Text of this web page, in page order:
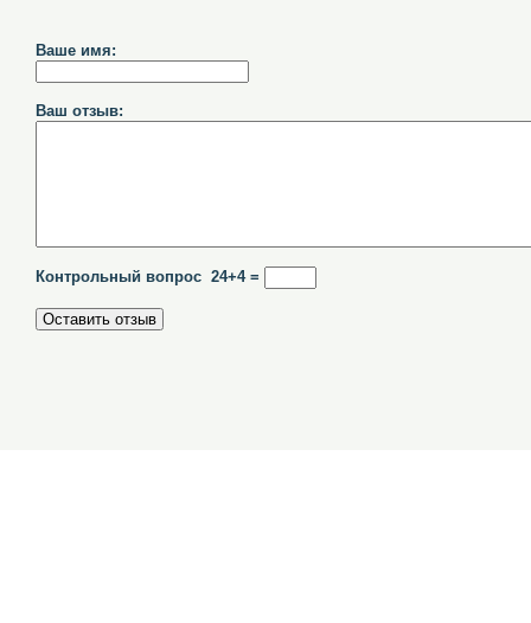
Ваше имя:
Ваш отзыв:
Контрольный вопрос 24+4 =